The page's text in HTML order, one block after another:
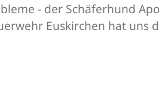
- der Schäferhund
Euskirchen hat uns